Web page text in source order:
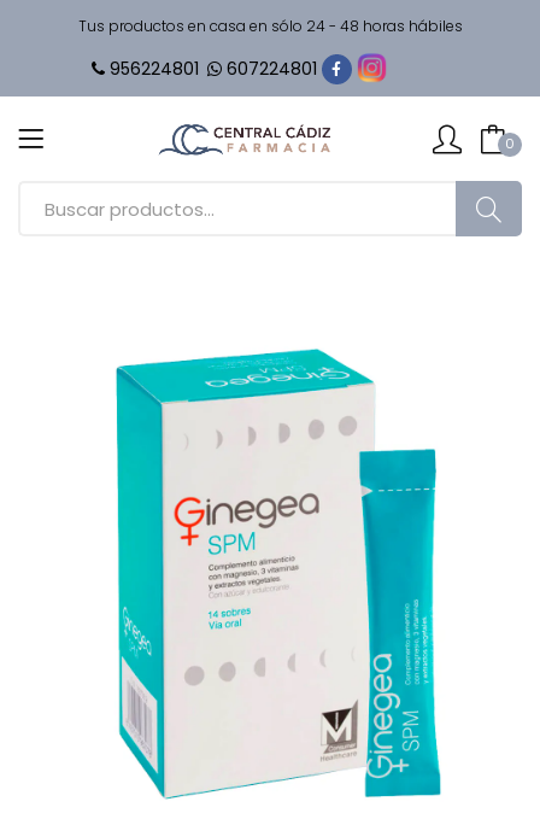
Tus productos en casa en sólo 24 - 48 horas hábiles
956224801 607224801
0